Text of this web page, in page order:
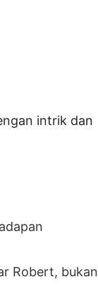
intrik dan
Robert, bukan